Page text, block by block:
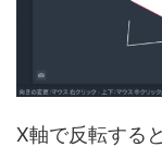
X軸で反転する